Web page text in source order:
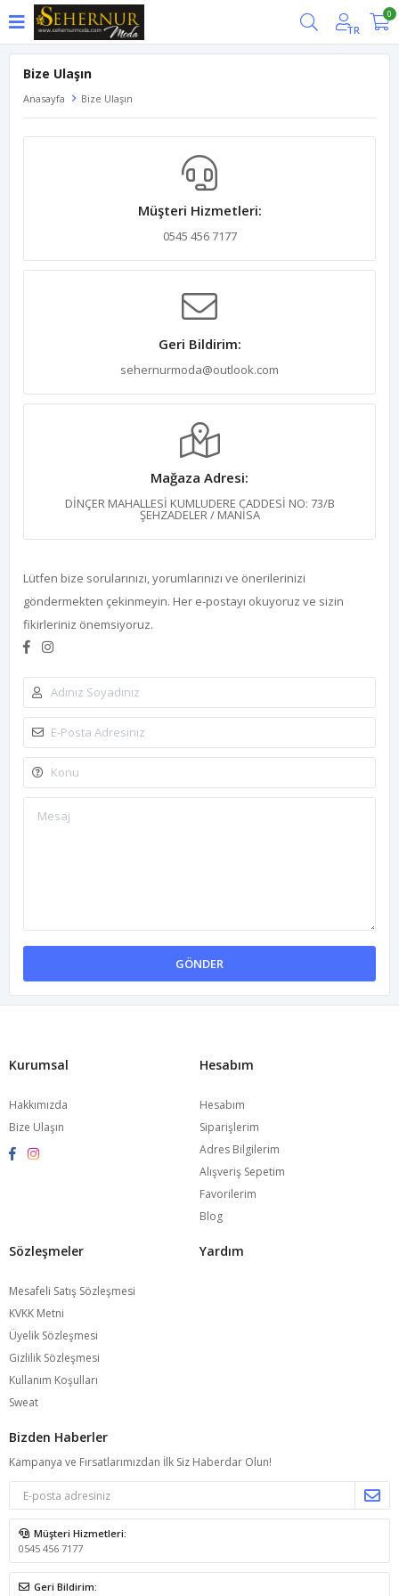
TR
0
Bize Ulaşın
Anasayfa Bize Ulaşın
Müşteri Hizmetleri:
0545 456 7177
Geri Bildirim:
sehernurmoda@outlook.com
Mağaza Adresi:
DİNÇER MAHALLESİ KUMLUDERE CADDESİ NO: 73/B
ŞEHZADELER / MANİSA
Lütfen bize sorularınızı, yorumlarınızı ve önerilerinizi
göndermekten çekinmeyin. Her e-postayı okuyoruz ve sizin
fikirleriniz önemsiyoruz.
GÖNDER
Kurumsal
Hakkımızda
Bize Ulaşın
Hesabım
Hesabım
Siparişlerim
Adres Bilgilerim
Alışveriş Sepetim
Favorilerim
Blog
Sözleşmeler
Mesafeli Satış Sözleşmesi
KVKK Metni
Üyelik Sözleşmesi
Gizlilik Sözleşmesi
Kullanım Koşulları
Sweat
Yardım
Bizden Haberler
Kampanya ve Fırsatlarımızdan İlk Siz Haberdar Olun!
Müşteri Hizmetleri:
0545 456 7177
Geri Bildirim: